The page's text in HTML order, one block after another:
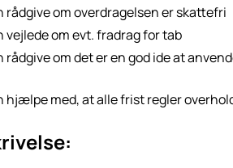
rådgive om overdragelsen er skattefri
om evt. fradrag for tab
om det er en god ide at
hjælpe med, at alle frist regler